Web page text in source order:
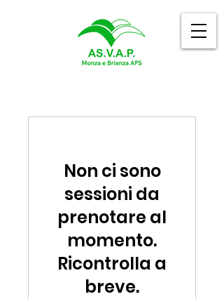
Non ci sono
sessioni da
prenotare al
momento.
Ricontrolla a
breve.